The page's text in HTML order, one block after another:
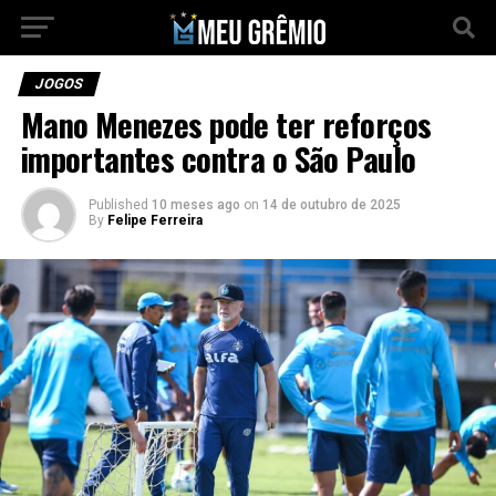
JOGOS
Mano Menezes pode ter reforços
importantes contra o São Paulo
Published 10 meses ago on 14 de outubro de 2025
By Felipe Ferreira